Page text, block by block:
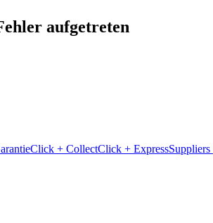
aufgetreten
Click + CollectClick + Express